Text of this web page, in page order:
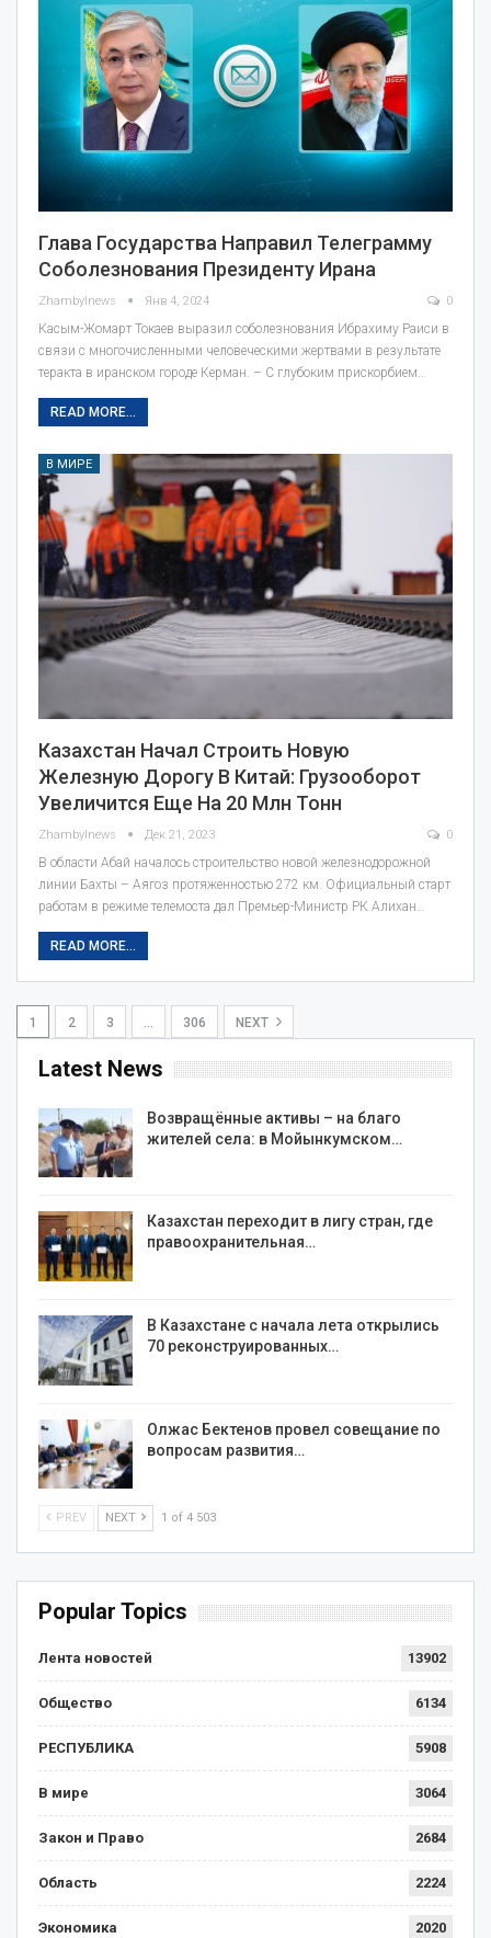
Глава Государства Направил Телеграмму
Соболезнования Президенту Ирана
Zhambylnews Янв 4, 2024 0
Касым-Жомарт Токаев выразил соболезнования Ибрахиму Раиси в
связи с многочисленными человеческими жертвами в результате
теракта в иранском городе Керман. – С глубоким прискорбием…
READ MORE...
В МИРЕ
Казахстан Начал Строить Новую
Железную Дорогу В Китай: Грузооборот
Увеличится Еще На 20 Млн Тонн
Zhambylnews Дек 21, 2023 0
В области Абай началось строительство новой железнодорожной
линии Бахты – Аягоз протяженностью 272 км. Официальный старт
работам в режиме телемоста дал Премьер-Министр РК Алихан…
READ MORE...
1 2 3 … 306 NEXT
Latest News
Возвращённые активы – на благо
жителей села: в Мойынкумском…
Казахстан переходит в лигу стран, где
правоохранительная…
В Казахстане с начала лета открылись
70 реконструированных…
Олжас Бектенов провел совещание по
вопросам развития…
PREV NEXT 1 of 4 503
Popular Topics
Лента новостей 13902
Общество 6134
РЕСПУБЛИКА 5908
В мире 3064
Закон и Право 2684
Область 2224
Экономика 2020